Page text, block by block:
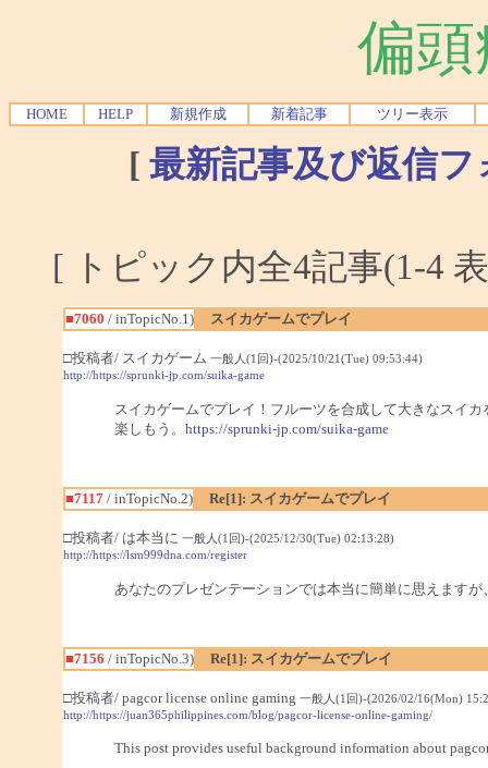
偏
HOME HELP 新規作成 新着記事 ツリー表示
[ 最新記事及び返信
[ トピック内全4記事(1-4
■7060 / inTopicNo.1) スイカゲームでプレイ
□投稿者/ スイカゲーム 一般人(1回)-(2025/10/21(Tue) 09:53:44)
http://https://sprunki-jp.com/suika-game
スイカゲームでプレイ！フルーツを合成して大きなスイ
楽しもう。 https://sprunki-jp.com/suika-game
■7117/ inTopicNo.2) Re[1]: スイカゲームでプレイ
□投稿者/ は本当に 一般人(1回)-(2025/12/30(Tue) 02:13:28)
http://https://lsm999dna.com/register
あなたのプレゼンテーションでは本当に簡単に思えます
■7156 / inTopicNo.3) Re[1]: スイカゲームでプレイ
□投稿者/ pagcor license online gaming 一般人(1回)-(2026/02/16(Mon)
http://https://juan365philippines.com/blog/pagcor-license-online-gaming/
This post provides useful background information about